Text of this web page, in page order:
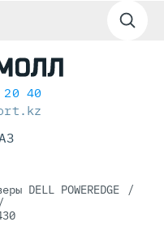
20 40
DELL POWEREDGE
/
/